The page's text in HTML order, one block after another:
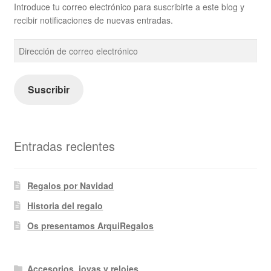
Introduce tu correo electrónico para suscribirte a este blog y
recibir notificaciones de nuevas entradas.
de
electrónico
Suscribir
Entradas recientes
Regalos por Navidad
Historia del regalo
Os presentamos ArquiRegalos